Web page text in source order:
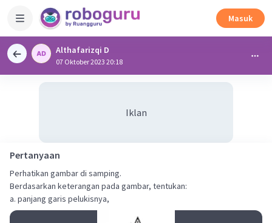
Masuk
Althafarizqi D
07 Oktober 2023 20:18
Iklan
Pertanyaan
Perhatikan gambar di samping.
Berdasarkan keterangan pada gambar, tentukan:
a. panjang garis pelukisnya,